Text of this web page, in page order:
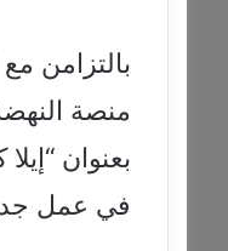
بالتزامن
منصة النهضة يوم 22 يونيو، أطلقت
بعنوان
في عمل